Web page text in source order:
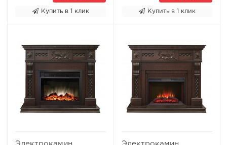
Купить в 1 клик Купить в 1 клик